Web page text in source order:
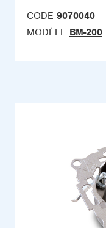
CODE 9070040
MODÈLE BM-200